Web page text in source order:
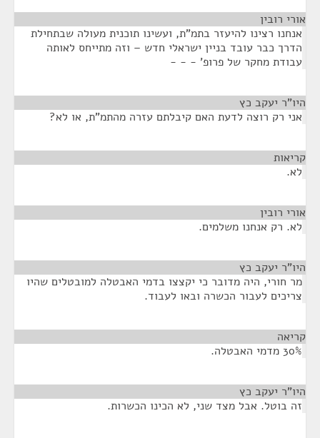
אורי רובין
אנחנו רצינו להיעזר בתמ"ת, ועשינו תוכנית מעולה שבתחילת
הדרך כבר עובד בניין ישראלי חדש – וזה מתייחס לאותה
עבודת מחקר של פרופ' - - -
היו"ר יעקב כץ
אני רק רוצה לדעת האם קיבלתם עזרה מהתמ"ת, או לא?
קריאות
לא.
אורי רובין
לא. רק אנחנו משלמים.
היו"ר יעקב כץ
מר חורי, היה מדובר כי יקצצו בדמי האבטלה למובטלים שהיו
צריכים לעבור הכשרה ובאו לעבוד.
קריאה
30% מדמי האבטלה.
היו"ר יעקב כץ
זה בוטל. אבל מצד שני, לא הכינו הכשרות.